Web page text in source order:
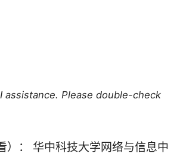
Please double-check
）： 华中科技大学网络与信息中